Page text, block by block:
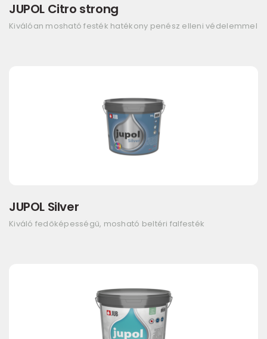
JUPOL Citro strong
Kiválóan mosható festék hatékony penész elleni védelemmel
JUPOL Silver
Kiváló fedőképességű, mosható beltéri falfesték